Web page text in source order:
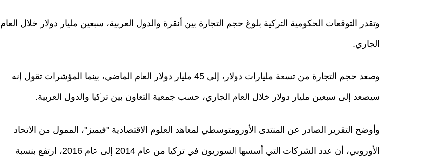
وتقدر التوقعات الحكومية التركية بلوغ حجم التجارة بين أنقرة والدول العربية، سبعين مليار دولار خلال العام
الجاري.
وصعد حجم التجارة من تسعة مليارات دولار، إلى 45 مليار دولار العام الماضي، بينما المؤشرات تقول إنه
سيصعد إلى سبعين مليار دولار خلال العام الجاري، حسب جمعية التعاون بين تركيا والدول العربية.
وأوضح التقرير الصادر عن المنتدى الأورومتوسطي لمعاهد العلوم الاقتصادية "فيميز"، الممول من الاتحاد
الأوروبي، أن عدد الشركات التي أسسها السوريون في تركيا من عام 2014 إلى عام 2016، ارتفع بنسبة